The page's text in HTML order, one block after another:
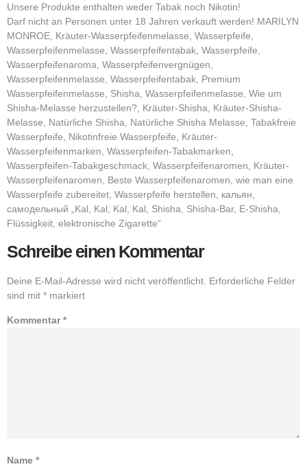
Unsere Produkte enthalten weder Tabak noch Nikotin!
Darf nicht an Personen unter 18 Jahren verkauft werden! MARILYN
MONROE, Kräuter-Wasserpfeifenmelasse, Wasserpfeife,
Wasserpfeifenmelasse, Wasserpfeifentabak, Wasserpfeife,
Wasserpfeifenaroma, Wasserpfeifenvergnügen,
Wasserpfeifenmelasse, Wasserpfeifentabak, Premium
Wasserpfeifenmelasse, Shisha, Wasserpfeifenmelasse, Wie um
Shisha-Melasse herzustellen?, Kräuter-Shisha, Kräuter-Shisha-
Melasse, Natürliche Shisha, Natürliche Shisha Melasse, Tabakfreie
Wasserpfeife, Nikotinfreie Wasserpfeife, Kräuter-
Wasserpfeifenmarken, Wasserpfeifen-Tabakmarken,
Wasserpfeifen-Tabakgeschmack, Wasserpfeifenaromen, Kräuter-
Wasserpfeifenaromen, Beste Wasserpfeifenaromen, wie man eine
Wasserpfeife zubereitet, Wasserpfeife herstellen, кальян,
самодельный „Kal, Kal, Kal, Kal, Shisha, Shisha-Bar, E-Shisha,
Flüssigkeit, elektronische Zigarette“
Schreibe einen Kommentar
Deine E-Mail-Adresse wird nicht veröffentlicht. Erforderliche Felder
sind mit * markiert
Kommentar*
Name *